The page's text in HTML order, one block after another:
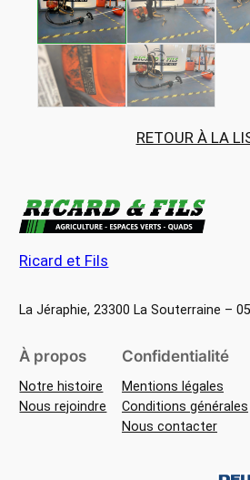
RETOUR À LA
Ricard et Fils
La Jéraphie, 23300 La Souterraine –
À propos
Notre histoire
Nous rejoindre
Confidentialité
Mentions légales
Conditions générales
Nous contacter